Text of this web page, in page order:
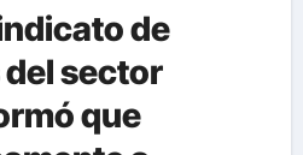
de
sector
que